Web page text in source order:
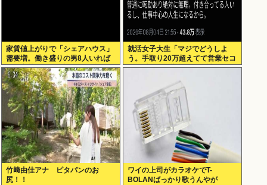
家賃値上がりで「シェアハウス」
需要増。働き盛りの男8人いれば
一軒家暮らしも余裕で毎日楽しい
就活女子大生「マジでどうしよ
う。手取り20万超えてて営業セコ
カン以外で転勤無しの会社ない」
竹﨑由佳アナ ピタパンのお
尻！！
ワイの上司がカラオケでT-
BOLANばっかり歌うんやが